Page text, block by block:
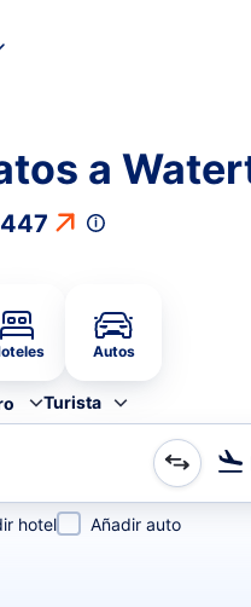
a
Autos
Turista
por ciudad o aeropuerto
hotel Añadir auto